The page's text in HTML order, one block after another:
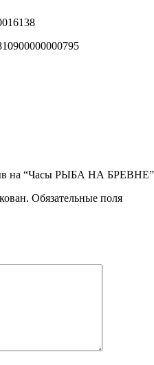
на “Часы РЫБА НА БРЕВНЕ”
Обязательные поля